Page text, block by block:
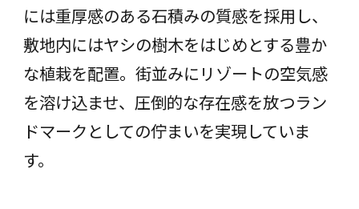
には重厚感のある石積みの質感を採用し、
敷地内にはヤシの樹木をはじめとする豊か
な植栽を配置。街並みにリゾートの空気感
を溶け込ませ、圧倒的な存在感を放つラン
ドマークとしての佇まいを実現していま
す。